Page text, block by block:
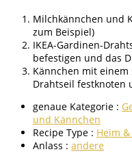
Milchkännchen und
zum Beispiel)
IKEA-Gardinen-
befestigen und das
Kännchen mit
Drahtseil festknoten
genaue Kategorie :
und Kännchen
Recipe Type : Heim
Anlass : andere